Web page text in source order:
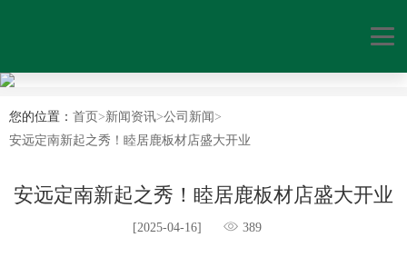
您的位置： 首页 >新闻资讯>公司新闻>
安远定南新起之秀！睦居鹿板材店盛大开业
安远定南新起之秀！睦居鹿板材店盛大开业
[2025-04-16] 389